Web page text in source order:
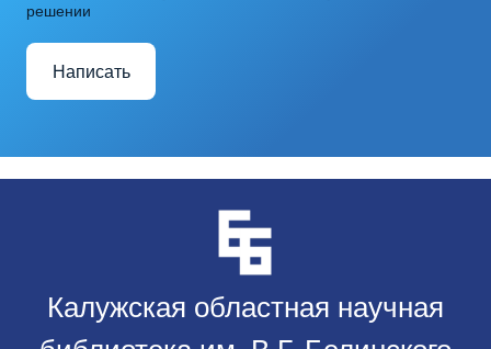
решении
Написать
Калужская областная научная